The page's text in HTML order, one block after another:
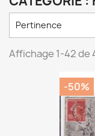
Pertinence
Affichage 1-42 de
-50%